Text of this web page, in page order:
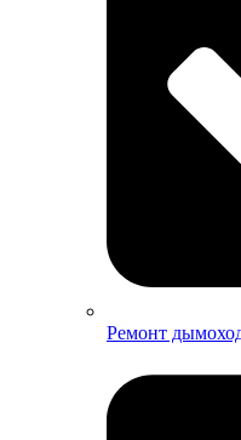
Ремонт